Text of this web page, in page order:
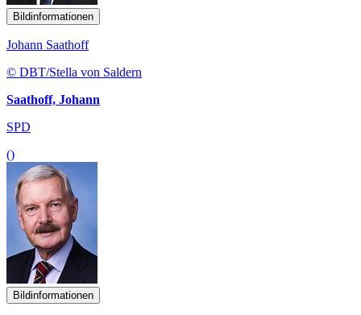
Bildinformationen
Johann Saathoff
© DBT/Stella von Saldern
Saathoff, Johann
SPD
()
Bildinformationen